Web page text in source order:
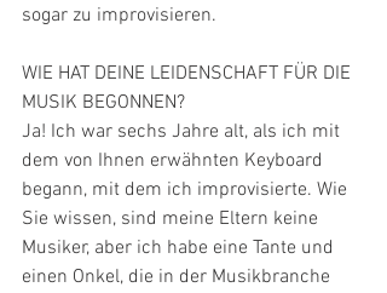
sogar zu improvisieren.
WIE HAT DEINE LEIDENSCHAFT FÜR DIE
MUSIK BEGONNEN?
Ja! Ich war sechs Jahre alt, als ich mit
dem von Ihnen erwähnten Keyboard
begann, mit dem ich improvisierte. Wie
Sie wissen, sind meine Eltern keine
Musiker, aber ich habe eine Tante und
einen Onkel, die in der Musikbranche